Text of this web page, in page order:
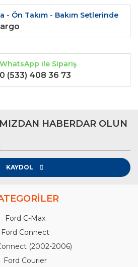
- Ön Takım - Bakım Setlerinde
WhatsApp ile Sipariş
0 (533) 408 36 73
HABERDAR OLUN
KAYDOL
Ford C-Max
Ford Connect
(2002-2006)
Ford Courier